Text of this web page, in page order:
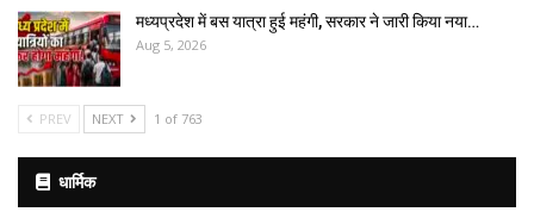
मध्यप्रदेश में बस यात्रा हुई महंगी, सरकार ने जारी किया नया…
Aug 5, 2026
PREV NEXT 1 of 763
धार्मिक